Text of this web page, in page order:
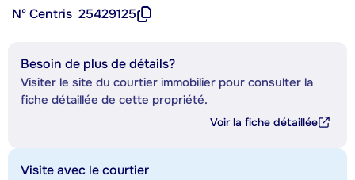
Nº Centris 25429125
Besoin de plus de détails?
Visiter le site du courtier immobilier pour consulter la
fiche détaillée de cette propriété.
Voir la fiche détaillée
Visite avec le courtier